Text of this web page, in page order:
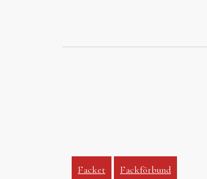
Facket Fackförbund